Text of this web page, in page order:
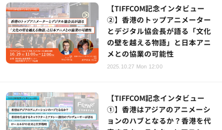
【TIFFCOM記念インタビュー
②】香港のトップアニメーター
とデジタル協会長が語る「文化
の壁を越える物語」と日本アニ
メとの協業の可能性
2025.10.27 Mon 12:00
【TIFFCOM記念インタビュー
①】香港はアジアのアニメーシ
ョンのハブとなるか？香港を代